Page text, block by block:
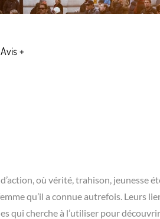
+
où vérité, trahison, jeunesse
qu’il a connue autrefois. Leurs
qui cherche à l’utiliser pour